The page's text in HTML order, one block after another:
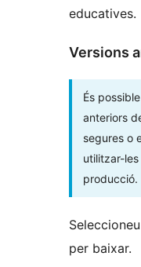
educatives.
Versions
És
anteriors
segures o
utilitzar-
producció.
per baixar.